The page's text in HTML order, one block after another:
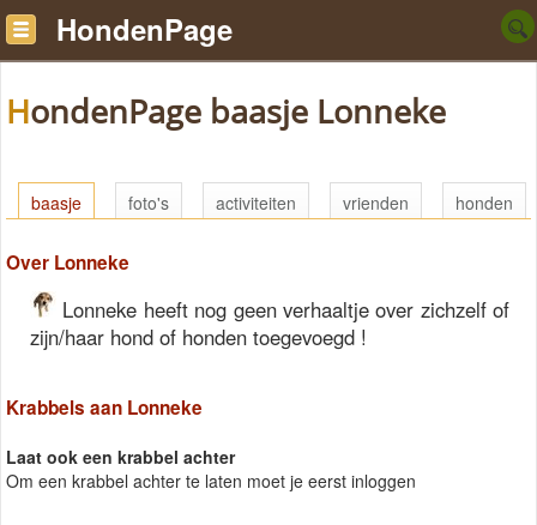
HondenPage
HondenPage baasje Lonneke
baasje foto's activiteiten vrienden honden
Over Lonneke
Lonneke heeft nog geen verhaaltje over zichzelf of
zijn/haar hond of honden toegevoegd !
Krabbels aan Lonneke
Laat ook een krabbel achter
Om een krabbel achter te laten moet je eerst inloggen